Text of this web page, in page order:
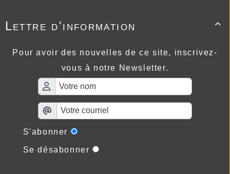

Lettre d'information
Pour avoir des nouvelles de ce site, inscrivez-
vous à notre Newsletter.
S'abonner
Se désabonner